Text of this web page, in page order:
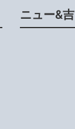
ニュー&